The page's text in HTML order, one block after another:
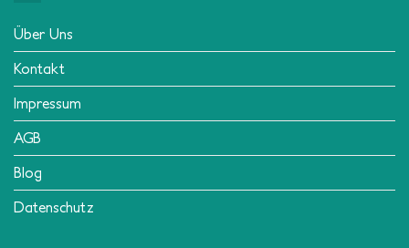
Über Uns
Kontakt
Impressum
AGB
Blog
Datenschutz